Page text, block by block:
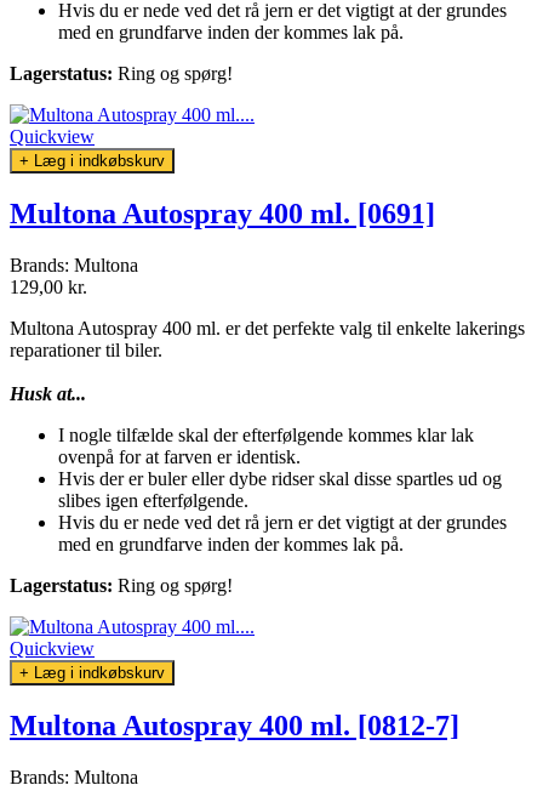
Hvis du er nede ved det rå jern er det vigtigt at der grundes
med en grundfarve inden der kommes lak på.
Lagerstatus: Ring og spørg!
Quickview
+ Læg i indkøbskurv
Multona Autospray 400 ml. [0691]
Brands: Multona
129,00 kr.
Multona Autospray 400 ml. er det perfekte valg til enkelte lakerings
reparationer til biler.
Husk at...
I nogle tilfælde skal der efterfølgende kommes klar lak
ovenpå for at farven er identisk.
Hvis der er buler eller dybe ridser skal disse spartles ud og
slibes igen efterfølgende.
Hvis du er nede ved det rå jern er det vigtigt at der grundes
med en grundfarve inden der kommes lak på.
Lagerstatus: Ring og spørg!
Quickview
+ Læg i indkøbskurv
Multona Autospray 400 ml. [0812-7]
Brands: Multona